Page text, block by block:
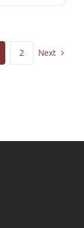
2 Next